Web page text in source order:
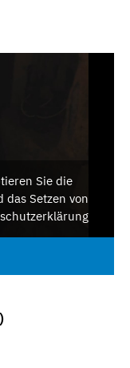
Sie die
das Setzen von